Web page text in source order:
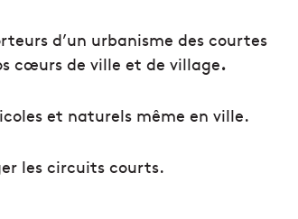
d’un urbanisme des courtes
cœurs de ville et de village.
et naturels même en ville.
les circuits courts.